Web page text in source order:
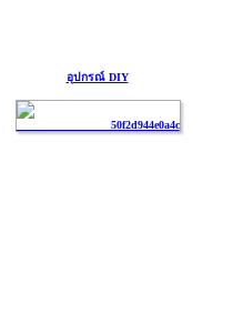
อุปกรณ์ DIY